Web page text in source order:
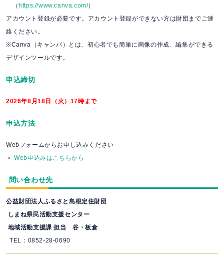
（ https://www.canva.com/）
アカウント登録が必要です。アカウント登録ができない方は財団までご連
絡ください。
※Canva（キャンバ）とは、初心者でも簡単に画像の作成、編集ができる
デザインツールです。
申込締切
2026年8月18日（火）17時まで
申込方法
Webフォームからお申し込みください
＞Web申込みはこちらから
問い合わせ先
公益財団法人ふるさと島根定住財団
しまね県民活動支援センター
地域活動支援課 担当 谷・板倉
TEL：0852-28-0690